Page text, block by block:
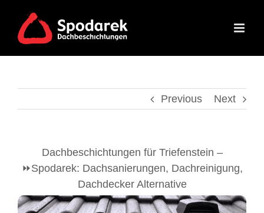
content
Previous Next
Dachbeschichtungen für Triefenstein –
⏩Spodarek: Dachsanierungen, Dachreinigung,
Dachdecker Alternative